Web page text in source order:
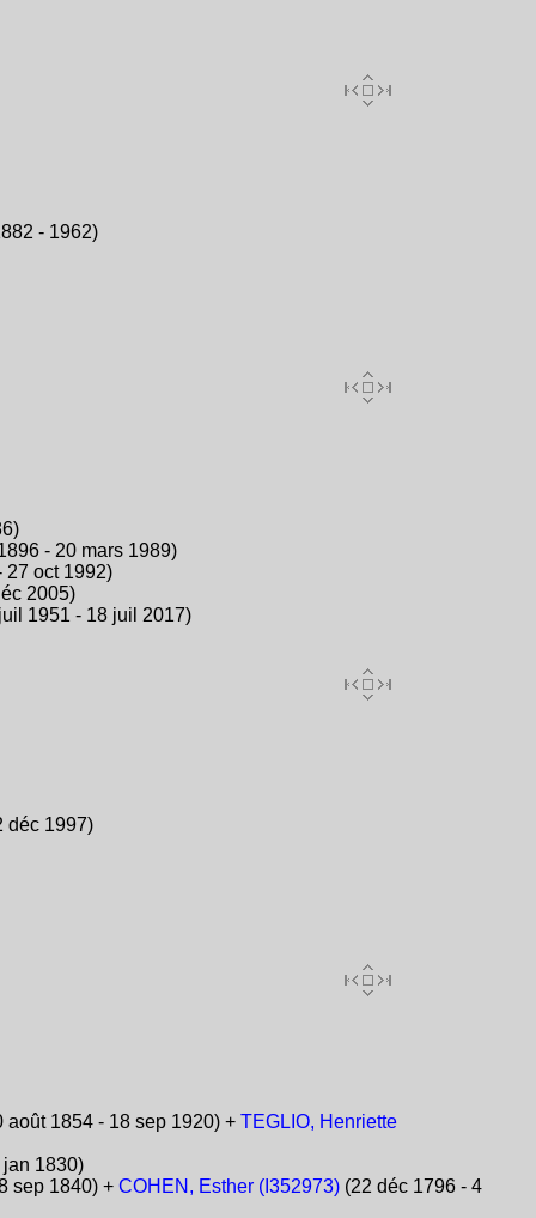
- 1962)
- 20 mars 1989)
oct 1992)
2005)
1951 - 18 juil 2017)
déc 1997)
août 1854 - 18 sep 1920) + TEGLIO, Henriette
1830)
sep 1840) + COHEN, Esther (I352973)(22 déc 1796 - 4